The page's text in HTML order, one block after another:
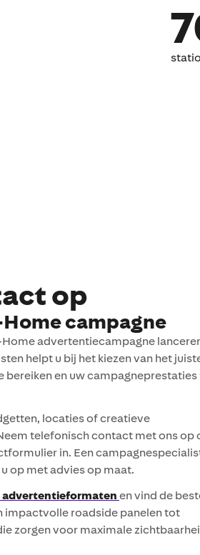
op
campagne
advertentiecampagne
helpt u bij het kiezen van het
en uw campagneprestaties
locaties of creatieve
telefonisch contact met ons op
in. Een
op met advies op maat.
en vind de
impactvolle roadside panelen tot
zorgen voor maximale